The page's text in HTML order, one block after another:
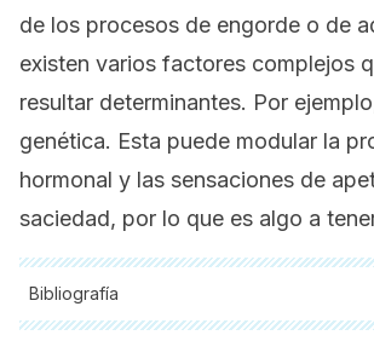
de los procesos de engorde o de
existen varios factores complejos
resultar determinantes. Por
genética. Esta puede modular la
hormonal y las sensaciones de
saciedad, por lo que es algo a
Bibliografía
Todas las fuentes citadas fueron revisadas